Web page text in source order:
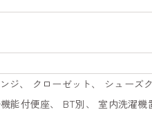
ジ、 クローゼット、 シューズ
能付便座、 BT別、 室内洗濯機